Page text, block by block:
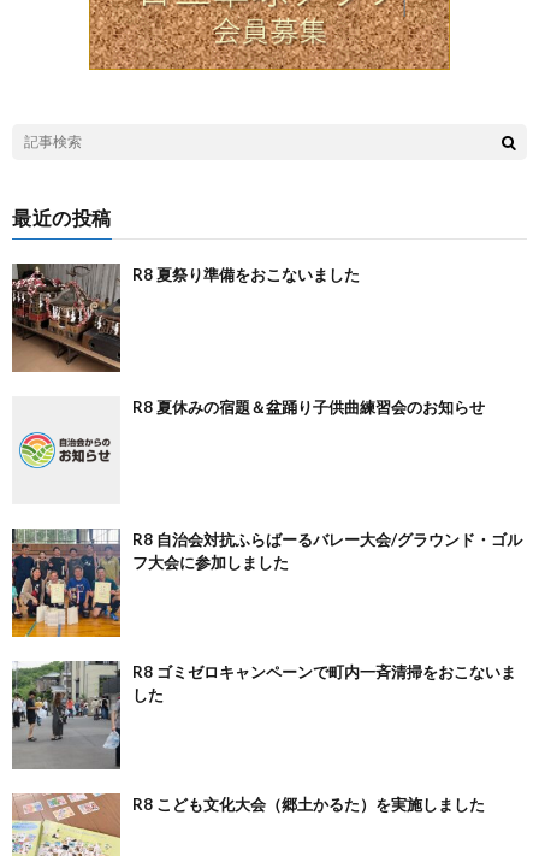
最近の投稿
R8 夏祭り準備をおこないました
R8 夏休みの宿題＆盆踊り子供曲練習会のお知らせ
R8 自治会対抗ふらばーるバレー大会/グラウンド・ゴル
フ大会に参加しました
R8 ゴミゼロキャンペーンで町内一斉清掃をおこないま
した
R8 こども文化大会（郷土かるた）を実施しました